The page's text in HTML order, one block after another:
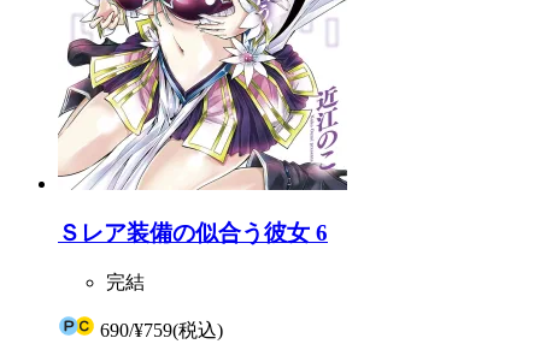
Ｓレア装備の似合う彼女 6
完結
690/¥759(税込)